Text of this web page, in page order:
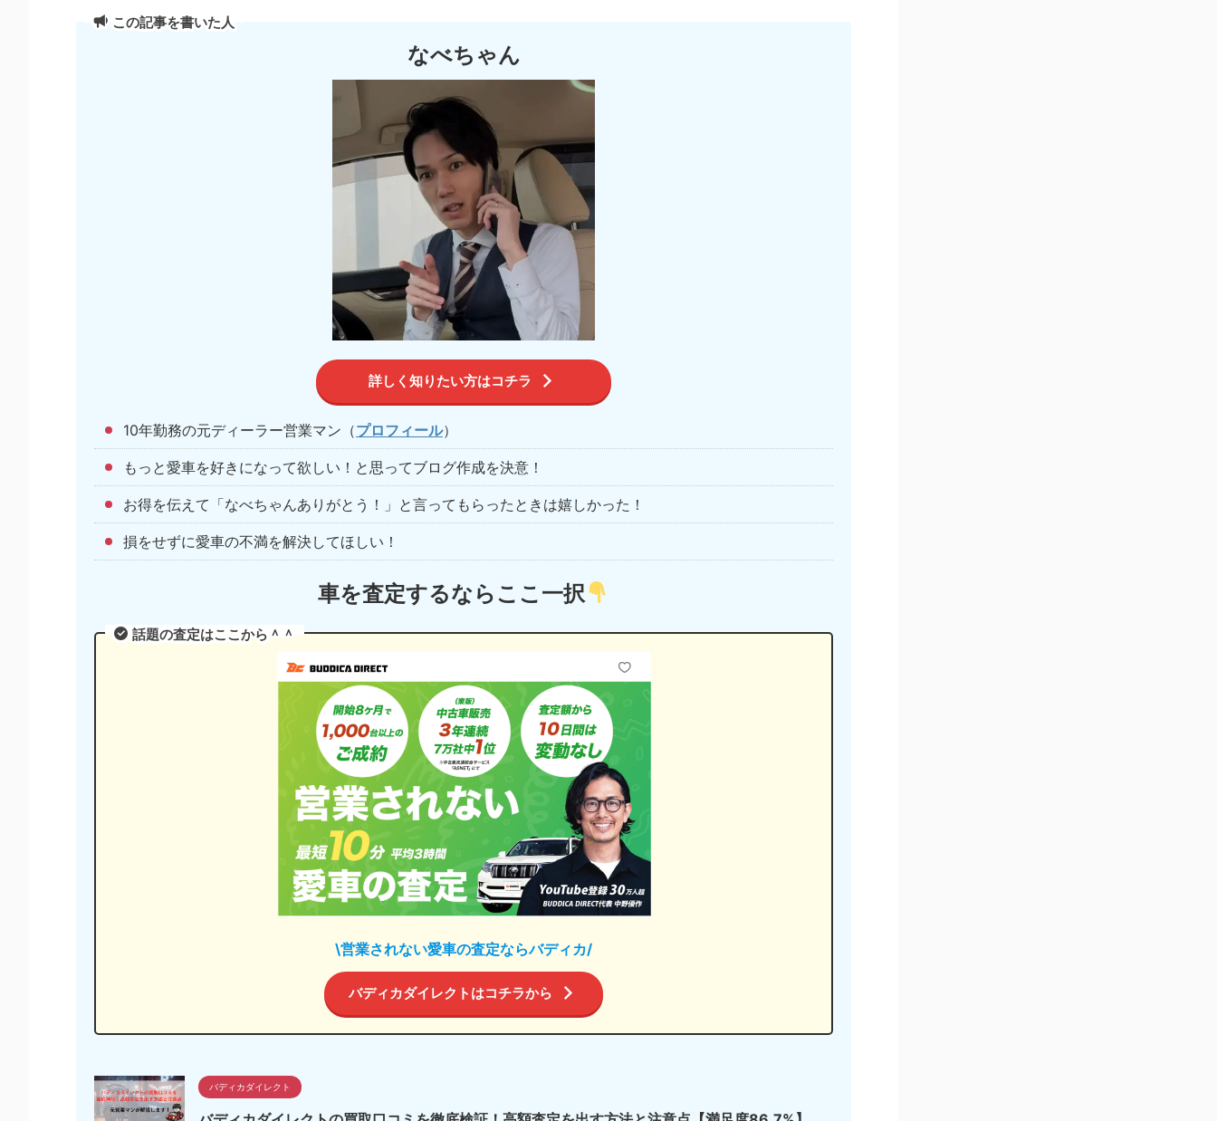
この記事を書いた人
なべちゃん
詳しく知りたい方はコチラ
10年勤務の元ディーラー営業マン（プロフィール）
もっと愛車を好きになって欲しい！と思ってブログ作成を決意！
お得を伝えて「なべちゃんありがとう！」と言ってもらったときは嬉しかった！
損をせずに愛車の不満を解決してほしい！
車を査定するならここ一択
話題の査定はここから＾＾
\営業されない愛車の査定ならバディカ/
バディカダイレクトはコチラから
バディカダイレクト